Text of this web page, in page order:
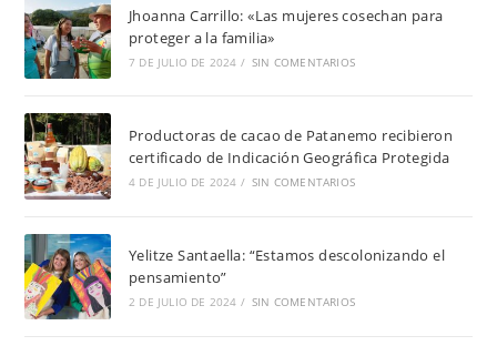
Jhoanna Carrillo: «Las mujeres cosechan para
proteger a la familia»
7 DE JULIO DE 2024 / SIN COMENTARIOS
Productoras de cacao de Patanemo recibieron
certificado de Indicación Geográfica Protegida
4 DE JULIO DE 2024 / SIN COMENTARIOS
Yelitze Santaella: “Estamos descolonizando el
pensamiento”
2 DE JULIO DE 2024 / SIN COMENTARIOS